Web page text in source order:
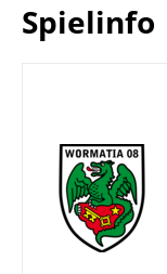
Spielinfo